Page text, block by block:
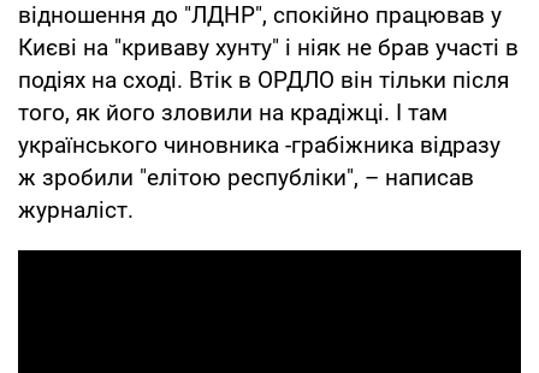
відношення до "ЛДНР", спокійно працював у
Києві на "криваву хунту" і ніяк не брав участі в
подіях на сході. Втік в ОРДЛО він тільки після
того, як його зловили на крадіжці. І там
українського чиновника -грабіжника відразу
ж зробили "елітою республіки", – написав
журналіст.